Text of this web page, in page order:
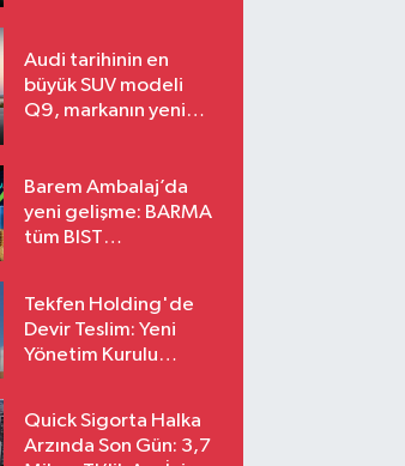
Audi tarihinin en
büyük SUV modeli
Q9, markanın yeni
Barem Ambalaj’da
yeni gelişme: BARMA
tüm BIST
Tekfen Holding'de
Devir Teslim: Yeni
Yönetim Kurulu
Quick Sigorta Halka
Arzında Son Gün: 3,7